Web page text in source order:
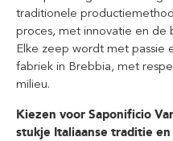
traditionele
proces, met innovatie en de
Elke zeep wordt met passie
fabriek in Brebbia, met
milieu.
Kiezen voor Saponificio
stukje Italiaanse traditie